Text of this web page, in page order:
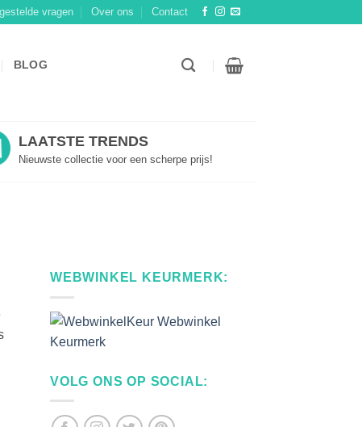
vragen Over ons Contact
BLOG
LAATSTE TRENDS
Nieuwste collectie voor een scherpe prijs!
WEBWINKEL KEURMERK:
VOLG ONS OP SOCIAL: